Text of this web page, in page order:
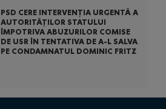
PSD CERE INTERVENȚIA URGENTĂ A
AUTORITĂȚILOR STATULUI
ÎMPOTRIVA ABUZURILOR COMISE
DE USR ÎN TENTATIVA DE A-L SALVA
PE CONDAMNATUL DOMINIC FRITZ